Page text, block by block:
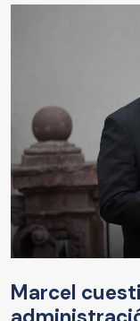
Marcel